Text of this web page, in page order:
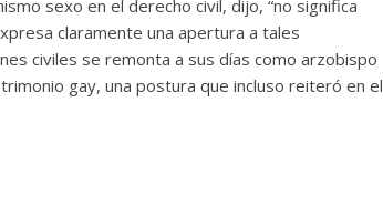
sexo en el derecho civil, dijo, “no significa
claramente una apertura a tales
civiles se remonta a sus días como arzobispo
gay, una postura que incluso reiteró en el